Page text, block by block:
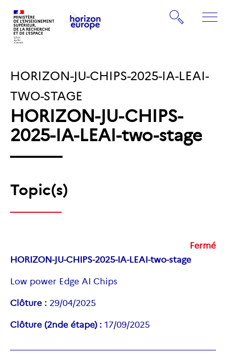
la
d'accueil
page
Rechercher
HORIZON-JU-CHIPS-2025-IA-LEAI-
TWO-STAGE
HORIZON-JU-CHIPS-
2025-IA-LEAI-two-stage
Topic(s)
Fermé
HORIZON-JU-CHIPS-2025-IA-LEAI-two-stage
Low power Edge AI Chips
Clôture : 29/04/2025
Clôture (2nde étape) : 17/09/2025